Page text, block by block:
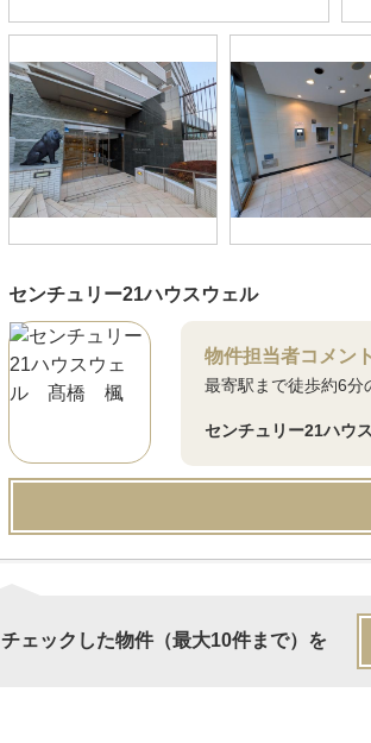
センチュリー21ハウスウェル
物件担当者コメント
最寄駅まで徒歩約6分
センチュリー21ハ
チェックした物件（最大10件まで）を